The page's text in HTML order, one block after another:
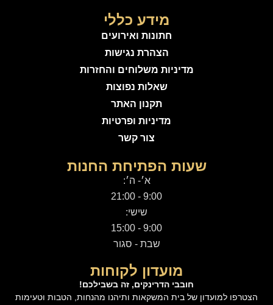
מידע כללי
חתונות ואירועים
הצהרת נגישות
מדיניות משלוחים והחזרות
שאלות נפוצות
תקנון האתר
מדיניות ופרטיות
צור קשר
שעות הפתיחת החנות
א׳- ה׳:
9:00 - 21:00
שישי:
9:00 - 15:00
שבת - סגור
מועדון לקוחות
חובבי הדרינקים, זה בשבילכם!
הצטרפו למועדון של בית המשקאות ותיהנו מהנחות, הטבות וטעימות